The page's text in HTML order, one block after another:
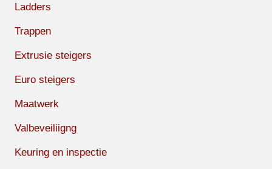
Ladders
Trappen
Extrusie steigers
Euro steigers
Maatwerk
Valbeveiliigng
Keuring en inspectie